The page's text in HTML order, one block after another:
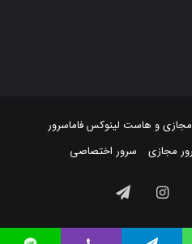
و هاست لینوکسفاماسرور
مجازی سرور اختصاصی
ایکس اینستاگرام